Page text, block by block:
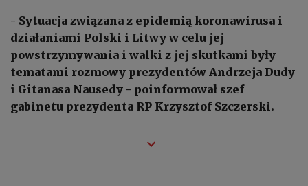
- Sytuacja związana z epidemią koronawirusa i
działaniami Polski i Litwy w celu jej
powstrzymywania i walki z jej skutkami były
tematami rozmowy prezydentów Andrzeja Dudy
i Gitanasa Nausedy - poinformował szef
gabinetu prezydenta RP Krzysztof Szczerski.